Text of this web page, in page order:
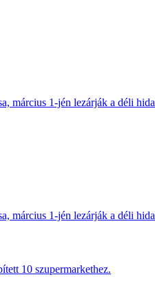
március 1-jén lezárják a déli
március 1-jén lezárják a déli
10 szupermarkethez.